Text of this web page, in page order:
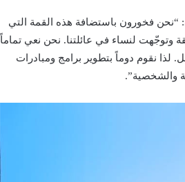
“نحن فخورون باستضافة هذه القمة التي
وتوجّهت لنساء في عائلتنا. نحن نعي تماماً
لذا نقوم دوماً بتطوير برامج ومبادرات
والشخصية”.